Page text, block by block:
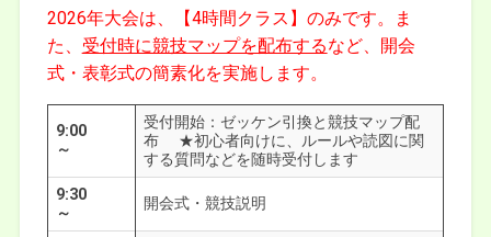
2026年大会は、【4時間クラス】のみです。ま
た、 受付時に競技マップを配布するなど、開会
式・表彰式の簡素化を実施します。
9:00
～
受付開始：ゼッケン引換と競技マップ配
布 ★初心者向けに、ルールや読図に関
する質問などを随時受付します
9:30
～
開会式・競技説明